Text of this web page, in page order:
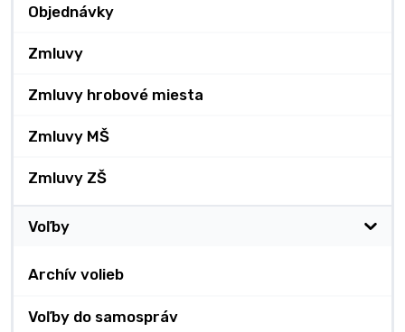
Objednávky
Zmluvy
Zmluvy hrobové miesta
Zmluvy MŠ
Zmluvy ZŠ
Voľby
Archív volieb
Voľby do samospráv